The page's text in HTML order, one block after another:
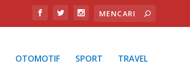
OTOMOTIF SPORT TRAVEL